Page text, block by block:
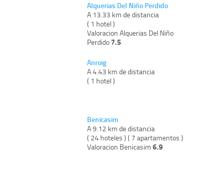
Alquerias Del Niño Perdido
A 13.33 km de distancia
( 1 hotel )
Valoracion Alquerias Del Niño
Perdido 7.5
Anroig
A 4.43 km de distancia
( 1 hotel )
Benicasim
A 9.12 km de distancia
( 24 hoteles ) ( 7 apartamentos )
Valoracion Benicasim 6.9